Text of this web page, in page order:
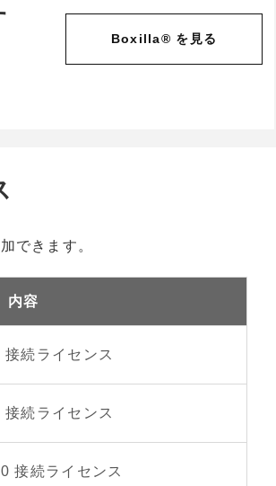
Boxilla® を見る
できます。
内容
続ライセンス
続ライセンス
接続ライセンス